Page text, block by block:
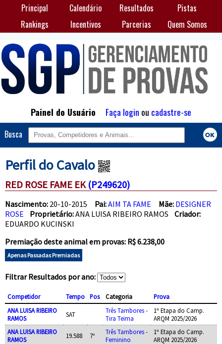
Principal Calendário Resultados
Pistas
Rankings
Incentivos Parcerias Quem Somos
Painel do Usuário Faça login ou cadastre-se
Busca
Perfil do Cavalo
RED ROSE FAME EK (P249620)
Nascimento: 20-10-2015 Pai:AIM TA FAME Mãe: DESIGNER
ROSE
Proprietário:ANA LUISA RIBEIRO RAMOS Criador:
EDUARDO KUCINSKI
Premiação deste animal em provas: R$ 6.238,00
Apenas Passadas Premiadas
Filtrar Resultados por ano:
Competidor Tempo Pos Categoria
Prova
ANA LUISA RIBEIRO
RAMOS
SAT
Três Tambores -
Tira Teima
1ª Etapa do Camp.
ARQM 2025/2026
ANA LUISA RIBEIRO
RAMOS
19.588 7º
Três Tambores -
Feminino
1ª Etapa do Camp.
ARQM 2025/2026